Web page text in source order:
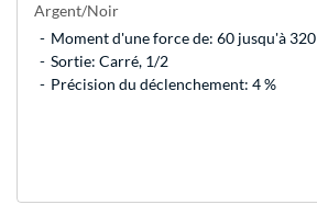
Argent/Noir
Moment d'une force de: 60 jusqu'à 320
Sortie: Carré, 1/2
Précision du déclenchement: 4 %